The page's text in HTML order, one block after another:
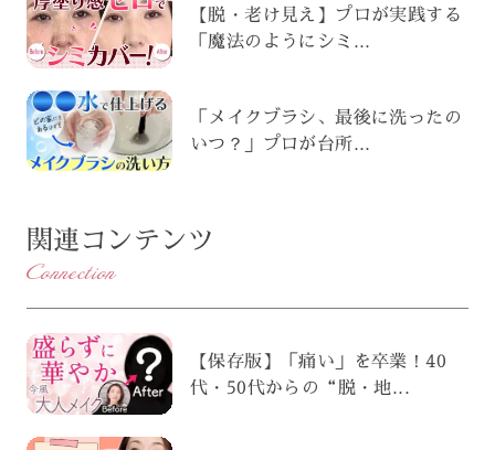
【脱・老け見え】プロが実践する
「魔法のようにシミ...
「メイクブラシ、最後に洗ったの
いつ？」プロが台所...
関連コンテンツ
Connection
【保存版】「痛い」を卒業！40
代・50代からの“脱・地...